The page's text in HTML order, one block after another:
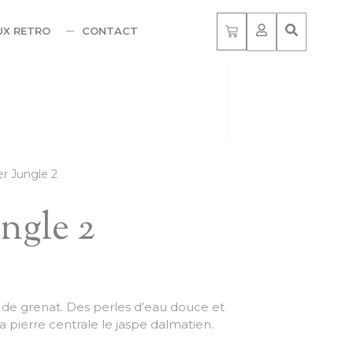
RETRO CONTACT
Jungle 2
2
grenat. Des perles d’eau douce et
pierre centrale le jaspe dalmatien.